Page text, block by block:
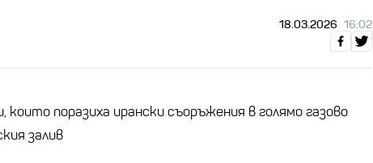
18.03.2026 16:02
които поразиха ирански съоръжения в голямо газово
залив